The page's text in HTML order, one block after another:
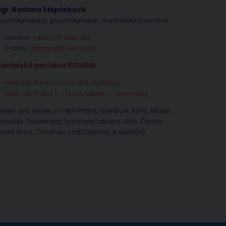
Radana Štěpánková
psychoterapie, manželská poradna
Telefon: +420 777 588 352
E-mail: radana@rovena.info
poradna ROVENA
Náměstí Přemyslovců 169, Nymburk
Žitná 49, Praha 1 – Nové Město — Vinohrady
pro klienty z měst Praha, Nymburk, Kolín, Mladá
Poděbrady, Lysá nad Labem, Jíčín, Čáslav,
Brod, Chlumec nad Cidlinou a dalších)